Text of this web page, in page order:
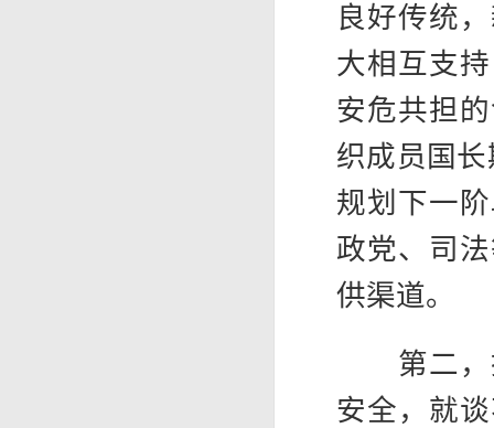
良好传统
大相互支
安危共担
织成员国
规划下一
政党、司
供渠道。
第二，携
安全，就